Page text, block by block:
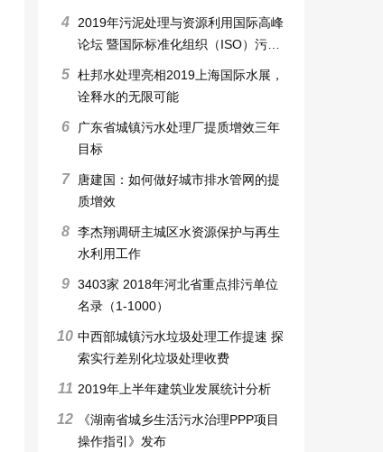
4
2019年污泥处理与资源利用国际高峰
论坛 暨国际标准化组织（ISO）污泥
处理和利用标准工作组会议
5 杜邦水处理亮相2019上海国际水展，
诠释水的无限可能
6
广东省城镇污水处理厂提质增效三年
目标
7
唐建国：如何做好城市排水管网的提
质增效
8 李杰翔调研主城区水资源保护与再生
水利用工作
9 3403家 2018年河北省重点排污单位
名录（1-1000）
10 中西部城镇污水垃圾处理工作提速 探
索实行差别化垃圾处理收费
11 2019年上半年建筑业发展统计分析
12
《湖南省城乡生活污水治理PPP项目
操作指引》发布